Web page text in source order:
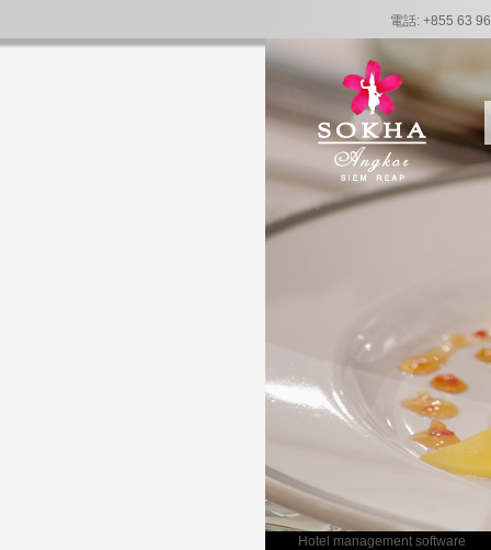
電話: +855 63
Hotel management software